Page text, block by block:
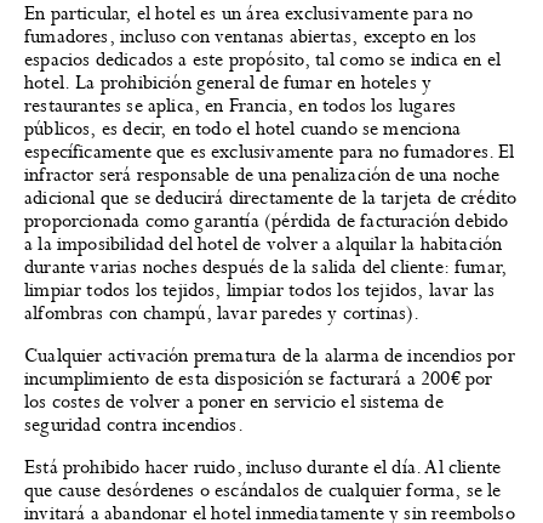
En particular, el hotel es un área exclusivamente para no
fumadores, incluso con ventanas abiertas, excepto en los
espacios dedicados a este propósito, tal como se indica en el
hotel. La prohibición general de fumar en hoteles y
restaurantes se aplica, en Francia, en todos los lugares
públicos, es decir, en todo el hotel cuando se menciona
específicamente que es exclusivamente para no fumadores. El
infractor será responsable de una penalización de una noche
adicional que se deducirá directamente de la tarjeta de crédito
proporcionada como garantía (pérdida de facturación debido
a la imposibilidad del hotel de volver a alquilar la habitación
durante varias noches después de la salida del cliente: fumar,
limpiar todos los tejidos, limpiar todos los tejidos, lavar las
alfombras con champú, lavar paredes y cortinas).
Cualquier activación prematura de la alarma de incendios por
incumplimiento de esta disposición se facturará a 200€ por
los costes de volver a poner en servicio el sistema de
seguridad contra incendios.
Está prohibido hacer ruido, incluso durante el día. Al cliente
que cause desórdenes o escándalos de cualquier forma, se le
invitará a abandonar el hotel inmediatamente y sin reembolso